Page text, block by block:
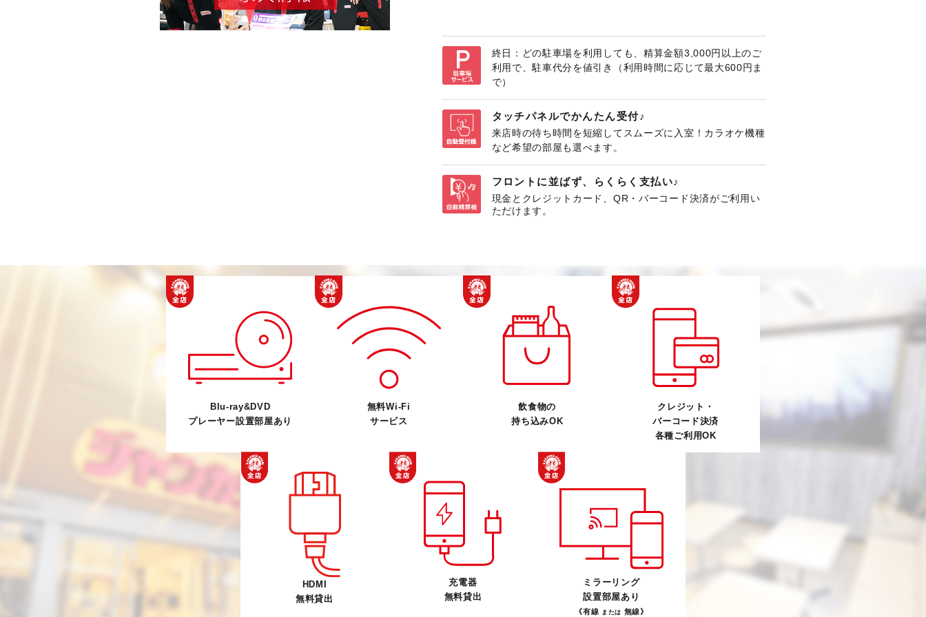
終日：どの駐車場を利用しても、精算金額3,000円以上のご
利用で、駐車代分を値引き（利用時間に応じて最大600円ま
で）
タッチパネルでかんたん受付♪
来店時の待ち時間を短縮してスムーズに入室！カラオケ機種
など希望の部屋も選べます。
フロントに並ばず、らくらく支払い♪
現金とクレジットカード、QR・バーコード決済がご利用い
ただけます。
Blu-ray&DVD
プレーヤー設置部屋あり
無料Wi-Fi
サービス
飲食物の
持ち込みOK
クレジット・
バーコード決済
各種ご利用OK
HDMI
無料貸出
充電器
無料貸出
ミラーリング
設置部屋あり
《有線 または 無線》